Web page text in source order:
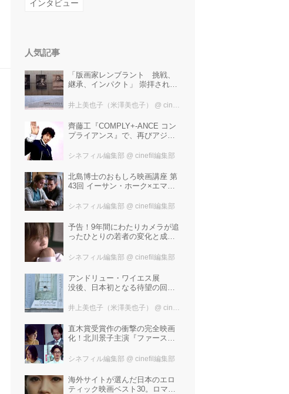
インタビュー
人気記事
「版画家レンブラント 挑戦、
継承、インパクト」 崇拝され、
た版画技法！ 国立西洋美術館に
井上美也子（米澤美也子） @ cinefil編集部
齊藤工『COMPLY+-ANCE コン
プライアンス』で、再びアジア
際映画祭"インターナショナル・
シネフィル編集部 @ cinefil編集部
北島博士のおもしろ映画講座 第
43回 イーサン・ホーク×エマ・
仕掛ける、実話に基づく衝撃の
ン』！
シネフィル編集部 @ cinefil編集部
予告！9年間にわたりカメラが追
ったひとりの若者の変化と成長
戻るとき 空と木の実の9年間』
シネフィル編集部 @ cinefil編集部
アンドリュー・ワイエス展
没後、日本初となる待望の回顧
は？ 独自の精神世界を描く 豊
23日まで開催！
井上美也子（米澤美也子） @ cinefil編集部
直木賞受賞作の衝撃の完全映画
化！北川景子主演『ファースト
化学反応」と絶賛した追加キャ
塚洋介！
シネフィル編集部 @ cinefil編集部
海外サイトが選んだ日本のエロ
ティック映画ベスト30。ロマン